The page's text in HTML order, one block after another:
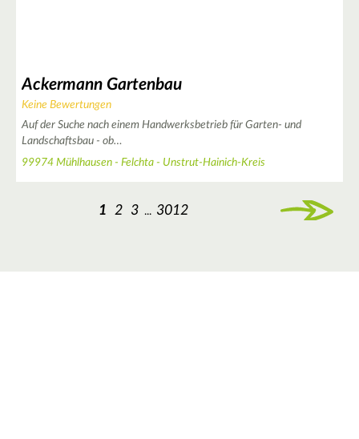
Ackermann Gartenbau
Keine Bewertungen
Auf der Suche nach einem Handwerksbetrieb für Garten- und
Landschaftsbau - ob…
99974 Mühlhausen - Felchta - Unstrut-Hainich-Kreis
1 2 3 ... 3012